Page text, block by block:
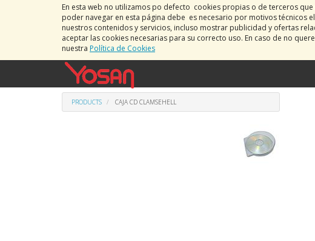
En esta web no utilizamos po defecto cookies propias o de terceros
poder navegar en esta página debe es necesario por motivos técnicos
nuestros contenidos y servicios, incluso mostrar publicidad y ofertas
aceptar las cookies necesarias para su correcto uso. En caso de no
nuestra Política de Cookies
PRODUCTS CAJA CD CLAMSEHELL